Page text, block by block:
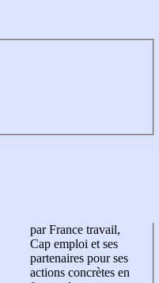
par France travail,
Cap emploi et ses
partenaires pour ses
actions concrètes en